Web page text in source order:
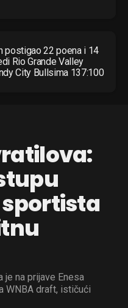
postigao 22 poena i 14
Rio Grande Valley
City Bullsima 137:100
je na prijave Enesa
WNBA draft, ističući